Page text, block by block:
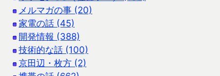
メルマガの事 (20)
家電の話 (45)
開発情報 (388)
技術的な話 (100)
京田辺・枚方 (2)